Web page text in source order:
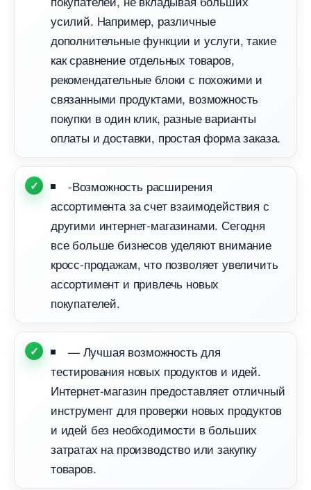
усилий. Например, различные
дополнительные функции и услуги, такие
как сравнение отдельных товаров,
рекомендательные блоки с похожими и
связанными продуктами, возможность
покупки в один клик, разные варианты
оплаты и доставки, простая форма заказа.
-Возможность расширения
ассортимента за счет взаимодействия с
другими интернет-магазинами. Сегодня
се больше бизнесов уделяют внимание
кросс-продажам, что позволяет увеличить
ассортимент и привлечь новых
покупателей.
— Лучшая возможность для
тестирования новых продуктов и идей.
Интернет-магазин предоставляет отличный
инструмент для проверки новых продукто
и идей без необходимости в больших
затратах на производство или закупку
товаров.